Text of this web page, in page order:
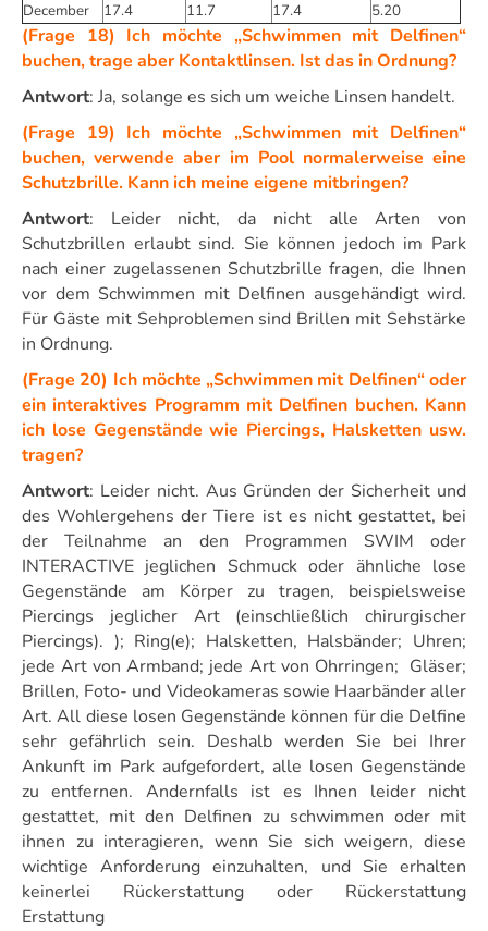
December
17.4 11.7 17.4 5.20
(Frage 18) Ich möchte „Schwimmen mit Delfinen“
buchen, trage aber Kontaktlinsen. Ist das in Ordnung?
Antwort: Ja, solange es sich um weiche Linsen handelt.
(Frage 19) Ich möchte „Schwimmen mit Delfinen“
buchen, verwende aber im Pool normalerweise eine
Schutzbrille. Kann ich meine eigene mitbringen?
Antwort: Leider nicht, da nicht alle Arten von
Schutzbrillen erlaubt sind. Sie können jedoch im Park
nach einer zugelassenen Schutzbrille fragen, die Ihnen
vor dem Schwimmen mit Delfinen ausgehändigt wird.
Für Gäste mit Sehproblemen sind Brillen mit Sehstärke
in Ordnung.
(Frage 20) Ich möchte „Schwimmen mit Delfinen“ oder
ein interaktives Programm mit Delfinen buchen. Kann
ich lose Gegenstände wie Piercings, Halsketten usw.
tragen?
Antwort: Leider nicht. Aus Gründen der Sicherheit und
des Wohlergehens der Tiere ist es nicht gestattet, bei
der Teilnahme an den Programmen SWIM oder
INTERACTIVE jeglichen Schmuck oder ähnliche lose
Gegenstände am Körper zu tragen, beispielsweise
Piercings jeglicher Art (einschließlich chirurgischer
Piercings). ); Ring(e); Halsketten, Halsbänder; Uhren;
jede Art von Armband; jede Art von Ohrringen; Gläser;
Brillen, Foto- und Videokameras sowie Haarbänder aller
Art. All diese losen Gegenstände können für die Delfine
sehr gefährlich sein. Deshalb werden Sie bei Ihrer
Ankunft im Park aufgefordert, alle losen Gegenstände
zu entfernen. Andernfalls ist es Ihnen leider nicht
gestattet, mit den Delfinen zu schwimmen oder mit
ihnen zu interagieren, wenn Sie sich weigern, diese
wichtige Anforderung einzuhalten, und Sie erhalten
keinerlei Rückerstattung oder Rückerstattung
Erstattung